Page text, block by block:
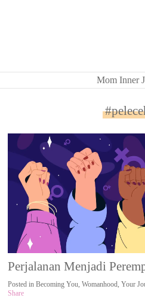
Mom Inner
Perjalanan Menjadi
Posted inBecoming You,Womanhood,Your
Share